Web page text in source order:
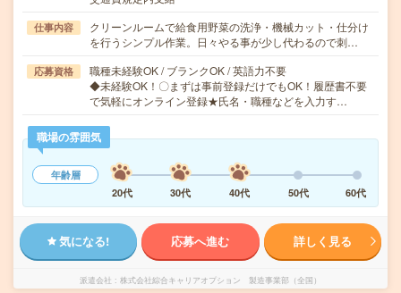
仕事内容
クリーンルームで給食用野菜の洗浄・機械カット・仕分け
を行うシンプル作業。日々やる事が少し代わるので刺…
応募資格
職種未経験OK / ブランクOK / 英語力不要
◆未経験OK！〇まずは事前登録だけでもOK！履歴書不要
で気軽にオンライン登録★氏名・職種などを入力す…
職場の雰囲気
年齢層
20代
30代 40代 50代 60代
気になる! 応募へ進む 詳しく見る
派遣会社 株式会社綜合キャリアオプション 製造事業部（全国）